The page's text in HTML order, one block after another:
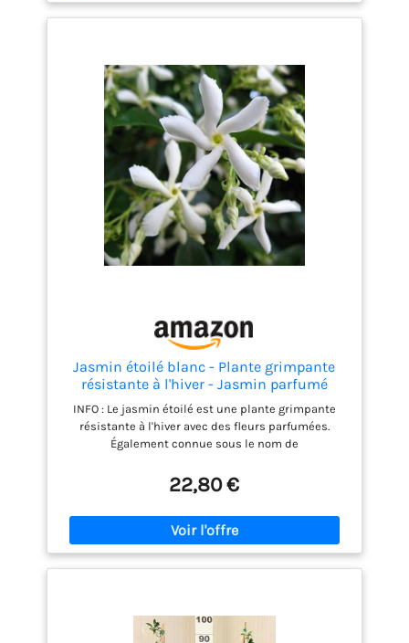
douceur, charme et ambiance romantique.
plantes. De cette manière, votre commande est
protégée contre tout dommage éventuel pendant le
transport. Les plantes ont une hauteur de 25 à 40
cm à la livraison, mesurée avec le pot de pépinière.
Les plantes sont livrées dans un pot de pépinière
d'un diamètre de 9 cm.
Jasmin étoilé blanc - Plante grimpante
résistante à l'hiver - Jasmin parfumé
persistant - Plante de jasmin - Pot de 1,5
litres - Plantes résistantes à l'hiver pour le
jardin - Jasmin - Croissance
INFO : Le jasmin étoilé est une plante grimpante
résistante à l'hiver avec des fleurs parfumées.
Également connue sous le nom de
différents paysages de jardin et est facile
d'entretien. ENTRETIEN : Nécessite un endroit
ensoleillé à semi-ombragé. Une taille après la
floraison est possible, mais pas obligatoire.
APPARIENCE : Possède des feuilles vertes qui
persistent toute l’année (toujours vertes / vert en
de l'été. CROISSANCE : Peut être utilisée comme
couvre-sol ou plante de haie et atteint une hauteur
22,80 €